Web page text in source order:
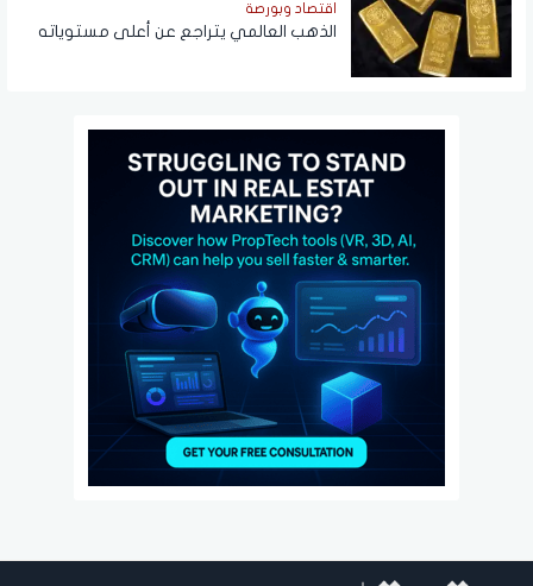
اقتصاد وبورصة
الذهب العالمي يتراجع عن أعلى مستوياته